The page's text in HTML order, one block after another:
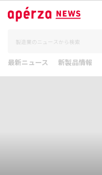
最新ニュース 新製品情報